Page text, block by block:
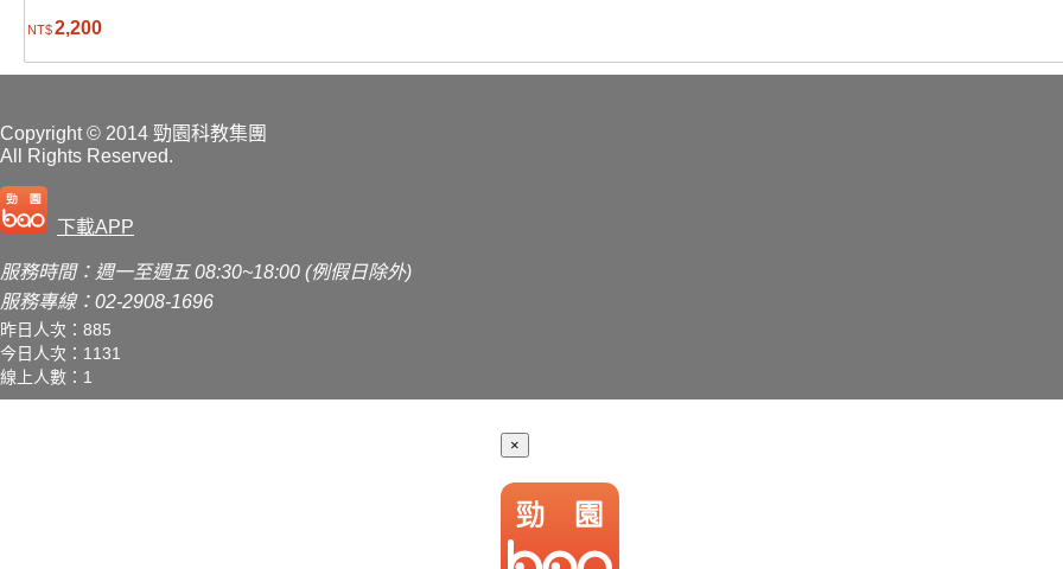
NT$2,200
Copyright© 2014 勁園科教集團
All Rights Reserved.
下載APP
服務時間：週一至週五 08:30~18:00 (例假日除外)
服務專線：02-2908-1696
昨日人次：885
今日人次：1131
線上人數：1
×